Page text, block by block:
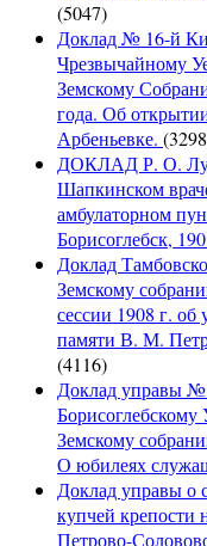
(5047)
Доклад № 16-й
Чрезвычайному
Земскому
года. Об
Арбеньевке.
ДОКЛАД Р. О.
Шапкинском
амбулаторном
Борисоглебск,
Доклад
Земскому
сессии 1908 г. об
памяти В. М.
(4116)
Доклад управы
Борисоглебскому
Земскому
О юбилеях
Доклад управы о
купчей крепости
Петрово-